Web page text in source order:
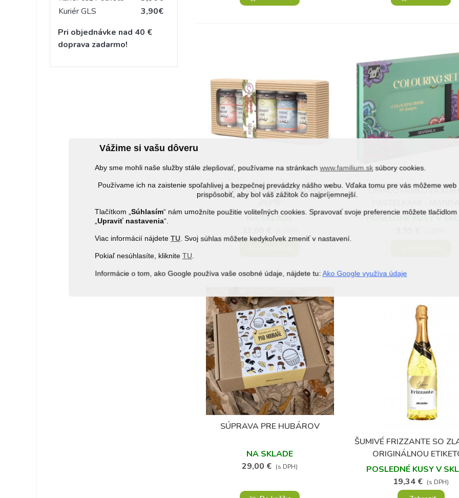
Vážime si vašu dôveru
Aby sme mohli naše služby stále zlepšovať, používame na stránkachwww.familium.sk súbory cookies.
Používame ich na zaistenie spoľahlivej a bezpečnej prevádzky nášho webu. Vďaka tomu pre vás môžeme web
prispôsobiť, aby bol váš zážitok čo najpríjemnejší.
Tlačítkom „Súhlasím“ nám umožníte použitie voliteľných cookies. Spravovať svoje preferencie môžete tlačidlom
„Upraviť nastavenia“.
Viac informácií nájdete TU . Svoj súhlas môžete kedykoľvek zmeniť v nastavení.
Pokiaľ nesúhlasíte, klikniteTU
Informácie o tom, ako Google používa vaše osobné údaje, nájdete tu: Ako Google využíva údaje
Kuriér GLS
3,90€
Pri objednávke nad 40 €
doprava zadarmo!
Obľúbené
DARČEKOVÁ SÚPRAVA KORENIA
NA SKLADE
Obľúbené
OMAĽOVÁNKOVÁ
POSLEDNÉ KUSY V
Obľúbené
SÚPRAVA PRE HUBÁROV
NA SKLADE
29,00 € (s DPH)
(1)
Obľúbené
ŠUMIVÉ FRIZZANTE SO
ORIGINÁLNOU
POSLEDNÉ KUSY V
19,34 € (s DPH)